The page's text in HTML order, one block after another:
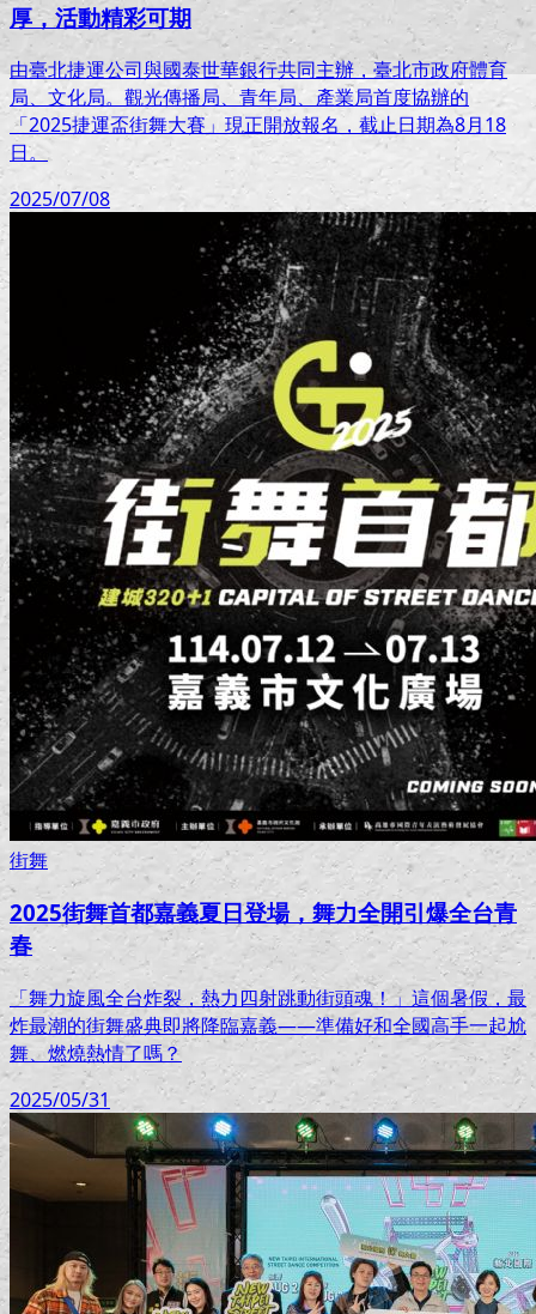
厚，活動精彩可期
由臺北捷運公司與國泰世華銀行共同主辦，臺北市政府體育
局、文化局。觀光傳播局、青年局、產業局首度協辦的
「2025捷運盃街舞大賽」現正開放報名，截止日期為8月18
日。
2025/07/08
街舞
2025街舞首都嘉義夏日登場，舞力全開引爆全台青
春
「舞力旋風全台炸裂，熱力四射跳動街頭魂！」這個暑假，最
炸最潮的街舞盛典即將降臨嘉義——準備好和全國高手一起尬
舞、燃燒熱情了嗎？
2025/05/31